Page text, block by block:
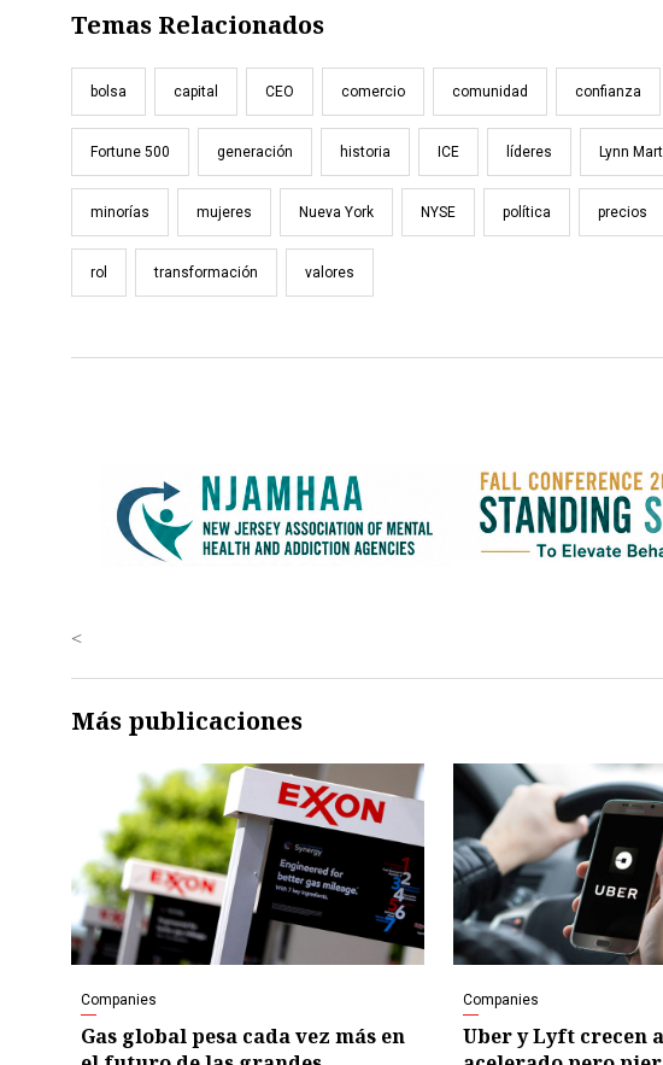
Temas Relacionados
bolsa capital CEO comercio comunidad confianza
Fortune 500 generación historia ICE líderes Lynn
minorías mujeres Nueva York NYSE política precios
rol transformación valores
<
Más publicaciones
Companies
Gas global pesa cada vez más en
Companies
Uber y Lyft crecen